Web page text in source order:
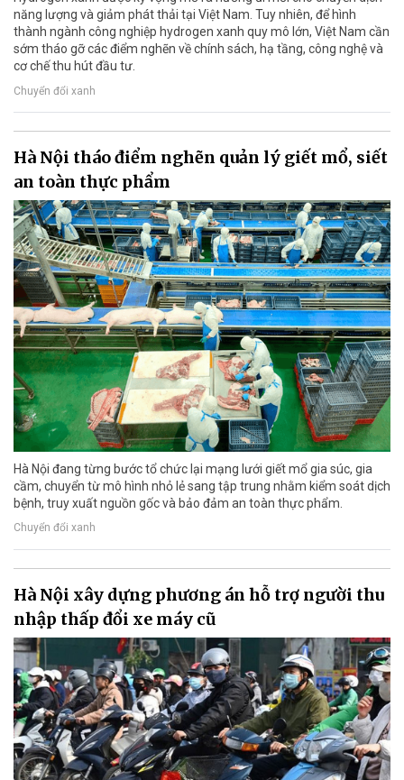
năng lượng và giảm phát thải tại Việt Nam. Tuy nhiên, để hình
thành ngành công nghiệp hydrogen xanh quy mô lớn, Việt Nam cần
sớm tháo gỡ các điểm nghẽn về chính sách, hạ tầng, công nghệ và
cơ chế thu hút đầu tư.
Chuyển đổi xanh
Hà Nội tháo điểm nghẽn quản lý giết mổ, siết
an toàn thực phẩm
Hà Nội đang từng bước tổ chức lại mạng lưới giết mổ gia súc, gia
cầm, chuyển từ mô hình nhỏ lẻ sang tập trung nhằm kiểm soát dịch
bệnh, truy xuất nguồn gốc và bảo đảm an toàn thực phẩm.
Chuyển đổi xanh
Hà Nội xây dựng phương án hỗ trợ người thu
nhập thấp đổi xe máy cũ